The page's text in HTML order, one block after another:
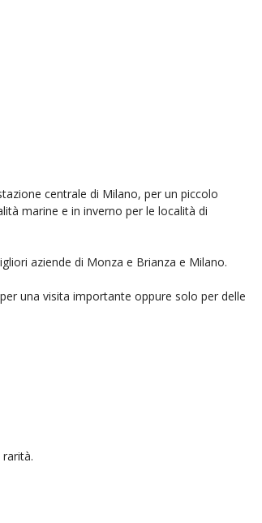
centrale di Milano, per un piccolo
marine e in inverno per le località di
aziende di Monza e Brianza e Milano.
una visita importante oppure solo per delle